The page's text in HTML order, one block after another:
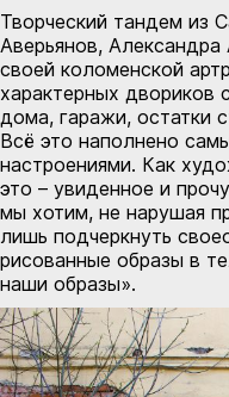
Творческий тандем из
Аверьянов, Александра
своей коломенской
характерных двориков
дома, гаражи, остатки
Всё это наполнено
настроениями. Как
это – увиденное и
мы хотим, не нарушая
лишь подчеркнуть
рисованные образы в
наши образы».